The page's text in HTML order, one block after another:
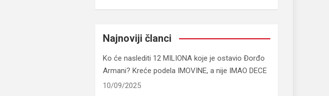
Najnoviji članci
Ko će naslediti 12 MILIONA koje je ostavio Đorđo
Armani? Kreće podela IMOVINE, a nije IMAO DECE
10/09/2025